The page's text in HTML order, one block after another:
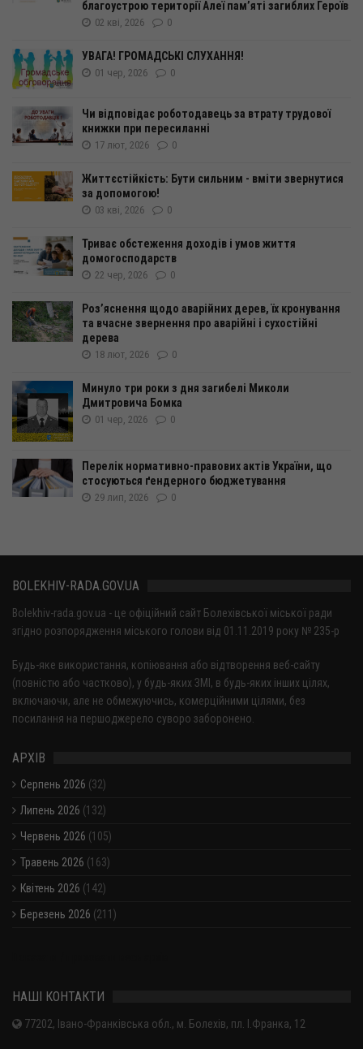
благоустрою території Алеї пам’яті загиблих Героїв
02 кві, 2026 0
УВАГА! ГРОМАДСЬКІ СЛУХАННЯ!
01 чер, 2026 0
Чи відповідає роботодавець за втрату трудової
книжки при пересиланні
17 лют, 2026 0
Життєстійкість: Бути сильним - вміти звернутися
за допомогою!
03 кві, 2026 0
Триває обстеження доходів і умов життя
домогосподарств
22 чер, 2026 0
Роз’яснення щодо аварійних дерев, їх кронування
та вчасне звернення про аварійні і сухостійні
дерева
18 лют, 2026 0
Минуло три роки з дня загибелі Миколи
Дмитровича Бомка
01 чер, 2026 0
Перелік нормативно-правових актів України, що
стосуються ґендерного бюджетування
29 лип, 2026 0
BOLEKHIV-RADA.GOV.UA
Bolekhiv-rada.gov.ua - це офіційний сайт Болехівської міської ради
згідно розпорядження міського голови від 01.11.2019 року № 235-р
Будь-яке використання, копіювання або відтворення веб-сайту
(повністю або частково), у будь-яких ЗМІ, в будь-яких інших цілях,
включаючи, але не обмежуючись, комерційними цілями, без
посилання на першоджерело суворо заборонено.
АРХІВ
Серпень 2026 (32)
Липень 2026 (132)
Червень 2026 (105)
Травень 2026 (163)
Квітень 2026 (142)
Березень 2026 (211)
НАШІ КОНТАКТИ
77202, Івано-Франківська обл., м. Болехів, пл. І.Франка, 12